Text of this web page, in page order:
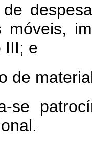
móveis,
III; e
de
se